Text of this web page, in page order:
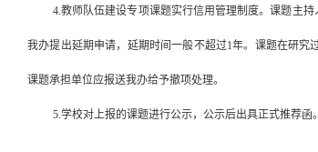
4.教师队伍建设专项课题实行信用管理制度。课题主
我办提出延期申请，延期时间一般不超过1年。课题在研究
课题承担单位应报送我办给予撤项处理。
5. 学校对上报的课题进行公示，公示后出具正式推荐函。